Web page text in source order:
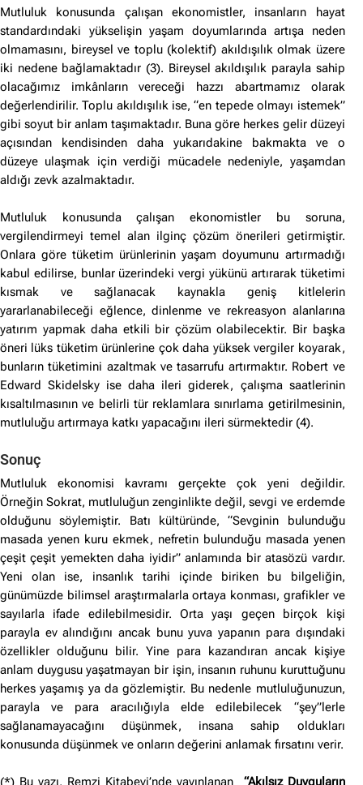
Mutluluk konusunda çalışan ekonomistler, insanların hayat
standardındaki yükselişin yaşam doyumlarında artışa neden
olmamasını, bireysel ve toplu (kolektif) akıldışılık olmak üzere
iki nedene bağlamaktadır (3). Bireysel akıldışılık parayla sahip
olacağımız imkânların vereceği hazzı abartmamız olarak
değerlendirilir. Toplu akıldışılık ise, “en tepede olmayı istemek”
gibi soyut bir anlam taşımaktadır. Buna göre herkes gelir düzeyi
açısından kendisinden daha yukarıdakine bakmakta ve o
düzeye ulaşmak için verdiği mücadele nedeniyle, yaşamdan
aldığı zevk azalmaktadır.
Mutluluk konusunda çalışan ekonomistler bu soruna,
vergilendirmeyi temel alan ilginç çözüm önerileri getirmiştir.
Onlara göre tüketim ürünlerinin yaşam doyumunu artırmadığı
kabul edilirse, bunlar üzerindeki vergi yükünü artırarak tüketimi
kısmak ve sağlanacak kaynakla geniş kitlelerin
yararlanabileceği eğlence, dinlenme ve rekreasyon alanlarına
yatırım yapmak daha etkili bir çözüm olabilecektir. Bir başka
öneri lüks tüketim ürünlerine çok daha yüksek vergiler koyarak,
bunların tüketimini azaltmak ve tasarrufu artırmaktır. Robert ve
Edward Skidelsky ise daha ileri giderek, çalışma saatlerinin
kısaltılmasının ve belirli tür reklamlara sınırlama getirilmesinin,
mutluluğu artırmaya katkı yapacağını ileri sürmektedir (4).
Sonuç
Mutluluk ekonomisi kavramı gerçekte çok yeni değildir.
Örneğin Sokrat, mutluluğun zenginlikte değil, sevgi ve erdemde
olduğunu söylemiştir. Batı kültüründe, “Sevginin bulunduğu
masada yenen kuru ekmek, nefretin bulunduğu masada yenen
çeşit çeşit yemekten daha iyidir” anlamında bir atasözü vardır.
Yeni olan ise, insanlık tarihi içinde biriken bu bilgeliğin,
günümüzde bilimsel araştırmalarla ortaya konması, grafikler ve
sayılarla ifade edilebilmesidir. Orta yaşı geçen birçok kişi
parayla ev alındığını ancak bunu yuva yapanın para dışındaki
özellikler olduğunu bilir. Yine para kazandıran ancak kişiye
anlam duygusu yaşatmayan bir işin, insanın ruhunu kuruttuğunu
herkes yaşamış ya da gözlemiştir. Bu nedenle mutluluğunuzun,
parayla ve para aracılığıyla elde edilebilecek “şey”lerle
sağlanamayacağını düşünmek, insana sahip oldukları
konusunda düşünmek ve onların değerini anlamak fırsatını verir.
(*) Bu yazı, Remzi Kitabevi’nde yayınlanan “Akılsız Duyguların